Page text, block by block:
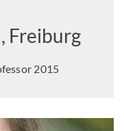
Freiburg
2015